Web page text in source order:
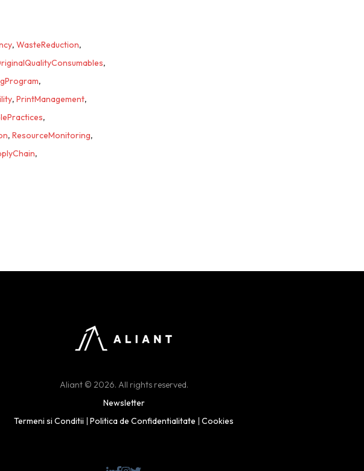
, WasteReduction,
,
,
, PrintManagement,
,
, ResourceMonitoring,
,
Aliant © 2026. All rights reserved.
Newsletter
Termeni si Conditii | Politica de Confidentialitate | Cookies